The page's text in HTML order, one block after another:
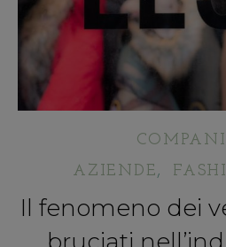
AZIENDE,
Il fenomeno dei
bruciati